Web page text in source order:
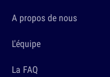
A propos de nous
L'équipe
La FAQ